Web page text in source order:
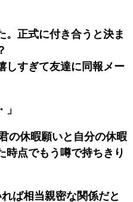
。正式に付き合うと決ま
しすぎて友達に同報メー
の休暇願いと自分の休暇
時点でもう噂で持ちきり
ば相当親密な関係だと